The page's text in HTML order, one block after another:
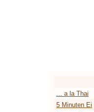
... a la Thai
5 Minuten Ei